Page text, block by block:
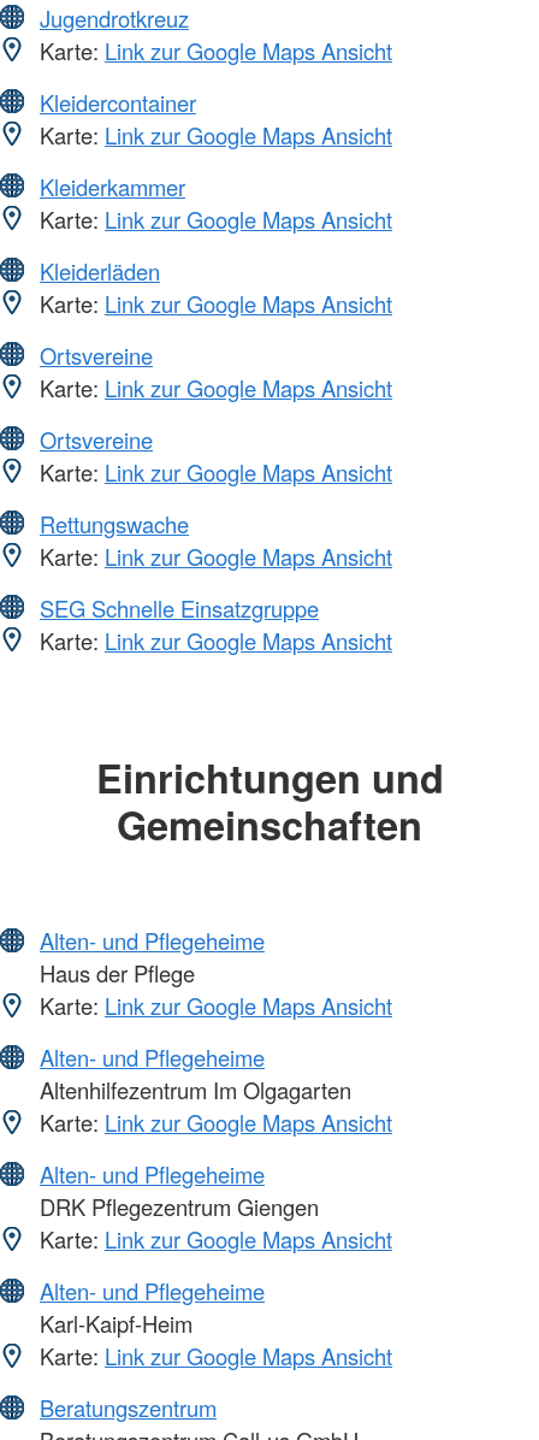
Jugendrotkreuz
Karte: Link zur Google Maps Ansicht
Kleidercontainer
Karte: Link zur Google Maps Ansicht
Kleiderkammer
Karte: Link zur Google Maps Ansicht
Kleiderläden
Karte: Link zur Google Maps Ansicht
Ortsvereine
Karte: Link zur Google Maps Ansicht
Ortsvereine
Karte: Link zur Google Maps Ansicht
Rettungswache
Karte: Link zur Google Maps Ansicht
SEG Schnelle Einsatzgruppe
Karte: Link zur Google Maps Ansicht
Einrichtungen und
Gemeinschaften
Alten- und Pflegeheime
Haus der Pflege
Karte: Link zur Google Maps Ansicht
Alten- und Pflegeheime
Altenhilfezentrum Im Olgagarten
Karte: Link zur Google Maps Ansicht
Alten- und Pflegeheime
DRK Pflegezentrum Giengen
Karte: Link zur Google Maps Ansicht
Alten- und Pflegeheime
Karl-Kaipf-Heim
Karte: Link zur Google Maps Ansicht
Beratungszentrum